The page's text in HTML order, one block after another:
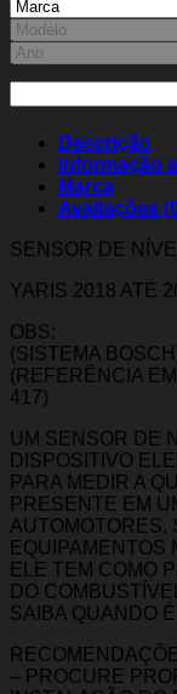
Descrição
Informação
Marca
Avaliações
SENSOR DE
YARIS 2018 ATÉ
OBS:
(SISTEMA
(REFERÊNCIA
417)
UM SENSOR DE
DISPOSITIVO
PARA MEDIR A
PRESENTE EM
AUTOMOTORES,
EQUIPAMENTOS
ELE TEM COMO
DO
SAIBA QUANDO
– PROCURE